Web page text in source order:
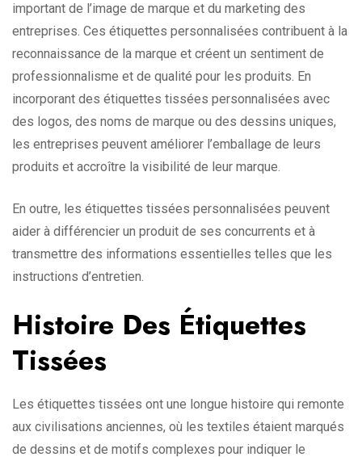
important de l’image de marque et du marketing des
entreprises. Ces étiquettes personnalisées contribuent à la
reconnaissance de la marque et créent un sentiment de
professionnalisme et de qualité pour les produits. En
incorporant des étiquettes tissées personnalisées avec
des logos, des noms de marque ou des dessins uniques,
les entreprises peuvent améliorer l’emballage de leurs
produits et accroître la visibilité de leur marque.
En outre, les étiquettes tissées personnalisées peuvent
aider à différencier un produit de ses concurrents et à
transmettre des informations essentielles telles que les
instructions d’entretien.
Histoire Des Étiquettes
Tissées
Les étiquettes tissées ont une longue histoire qui remonte
aux civilisations anciennes, où les textiles étaient marqués
de dessins et de motifs complexes pour indiquer le